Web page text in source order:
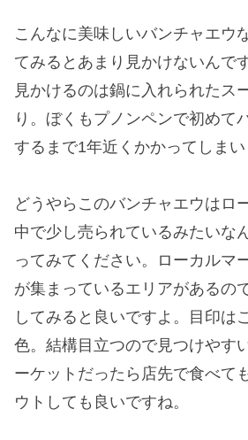
こんなに美味しいバンチャエウ
てみるとあまり見かけないんで
見かけるのは鍋に入れられたス
り。ぼくもプノンペンで初めて
するまで1年近くかかってしまい
どうやらこのバンチャエウはロ
中で少し売られているみたいな
ってみてください。ローカルマ
が集まっているエリアがあるの
してみると良いですよ。目印は
色。結構目立つので見つけやす
ーケットだったら店先で食べて
ウトしても良いですね。